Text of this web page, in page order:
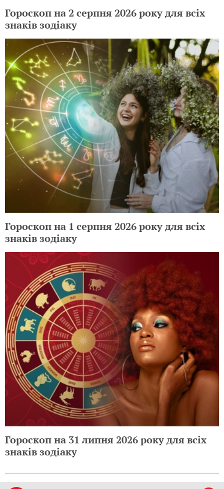
Гороскоп на 2 серпня 2026 року для всіх
знаків зодіаку
Гороскоп на 1 серпня 2026 року для всіх
знаків зодіаку
Гороскоп на 31 липня 2026 року для всіх
знаків зодіаку